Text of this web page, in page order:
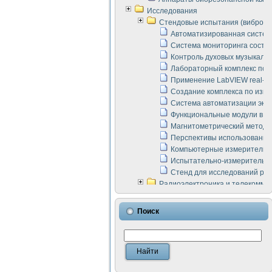
Исследования
Стендовые испытания
Автоматизированная
Система мониторинга
Контроль духовых
Лабораторный комплекс по
Применение LabVIEW real-
Создание комплекса по
Система автоматизации
Функциональные модули в
Магнитометрический метод
Перспективы
Компьютерные
Испытательно-
Стенд для исследований
Радиоэлектроника и
LabVIEW в расчетах
Аппаратно-программный
Виртуальный
Измерение шумовых
Измерительный
Поиск